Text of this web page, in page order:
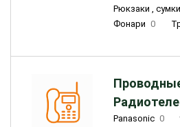
Рюкзаки ,
Фонари 0
Panasonic 0